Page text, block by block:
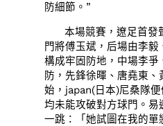
防細節。”
本場競賽，遼足首發
門將傅玉斌，后場由李
構成牢固防地，中場李爭
防，先鋒徐暉、唐堯東
始，japan(日本)尼桑隊
均未能攻破對方球門。易
一跳：「她試圖在我的單